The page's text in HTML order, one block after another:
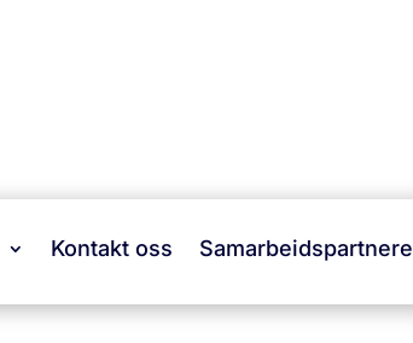
Kontakt oss Samarbeidspartnere